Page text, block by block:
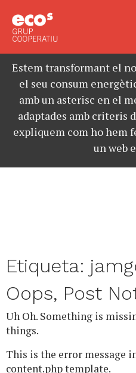
Estem transformant el
el seu consum
amb un asterisc en el
adaptades amb criteris
expliquem com ho hem
un web
Etiqueta:
Oops, Post
Uh Oh. Something is
things.
This is the error message
content.php template.